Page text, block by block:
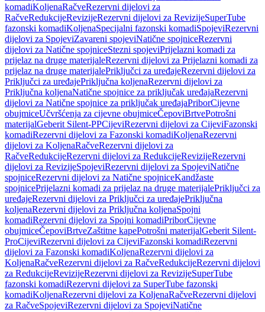
komadiKoljenaRačveRezervni dijelovi za
RačveRedukcijeRevizijeRezervni dijelovi za RevizijeSuperTube
fazonski komadiKoljenaSpecijalni fazonski komadiSpojeviRezervni
dijelovi za SpojeviZavareni spojeviNatične spojniceRezervni
dijelovi za Natične spojniceStezni spojeviPrijelazni komadi za
prijelaz na druge materijaleRezervni dijelovi za Prijelazni komadi za
prijelaz na druge materijalePriključci za uređajeRezervni dijelovi za
Priključci za uređajePriključna koljenaRezervni dijelovi za
Priključna koljenaNatične spojnice za priključak uređajaRezervni
dijelovi za Natične spojnice za priključak uređajaPriborCijevne
obujmiceUčvršćenja za cijevne obujmiceČepoviBrtvePotrošni
materijalGeberit Silent-PPCijeviRezervni dijelovi za CijeviFazonski
komadiRezervni dijelovi za Fazonski komadiKoljenaRezervni
dijelovi za KoljenaRačveRezervni dijelovi za
RačveRedukcijeRezervni dijelovi za RedukcijeRevizijeRezervni
dijelovi za RevizijeSpojeviRezervni dijelovi za SpojeviNatične
spojniceRezervni dijelovi za Natične spojniceKandžaste
spojnicePrijelazni komadi za prijelaz na druge materijalePriključci za
uređajeRezervni dijelovi za Priključci za uređajePriključna
koljenaRezervni dijelovi za Priključna koljenaSpojni
komadiRezervni dijelovi za Spojni komadiPriborCijevne
obujmiceČepoviBrtveZaštitne kapePotrošni materijalGeberit Silent-
ProCijeviRezervni dijelovi za CijeviFazonski komadiRezervni
dijelovi za Fazonski komadiKoljenaRezervni dijelovi za
KoljenaRačveRezervni dijelovi za RačveRedukcijeRezervni dijelovi
za RedukcijeRevizijeRezervni dijelovi za RevizijeSuperTube
fazonski komadiRezervni dijelovi za SuperTube fazonski
komadiKoljenaRezervni dijelovi za KoljenaRačveRezervni dijelovi
za RačveSpojeviRezervni dijelovi za SpojeviNatične